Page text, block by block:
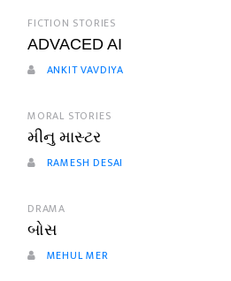
FICTION STORIES
ADVACED AI
ANKIT VAVDIYA
MORAL STORIES
મીનુ માસ્ટર
RAMESH DESAI
DRAMA
બોસ
MEHUL MER